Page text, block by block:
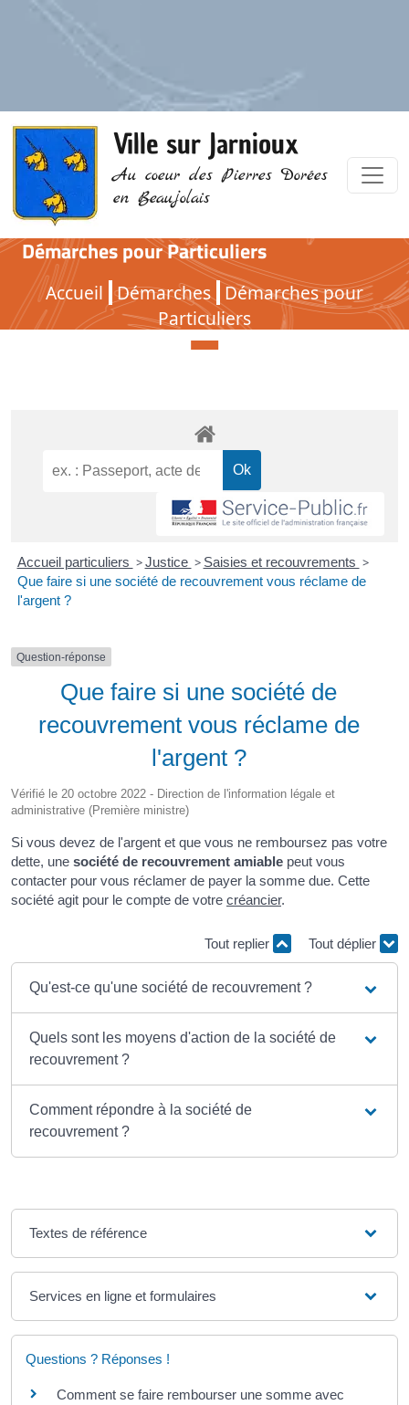
Ville sur Jarnioux
Au coeur des Pierres Dorées
en Beaujolais
Démarches pour Particuliers
Accueil Démarches Démarches pour
Particuliers
Démarches pour Particuliers
Accueil particuliers > Justice > Saisies et recouvrements >
Que faire si une société de recouvrement vous réclame de
l'argent ?
Question-réponse
Que faire si une société de
recouvrement vous réclame de
l'argent ?
Vérifié le 20 octobre 2022 - Direction de l'information légale et
administrative (Première ministre)
Si vous devez de l'argent et que vous ne remboursez pas votre
dette, une société de recouvrement amiable peut vous
contacter pour vous réclamer de payer la somme due. Cette
société agit pour le compte de votre créancier.
Tout replier Tout déplier
Qu'est-ce qu'une société de recouvrement ?
Quels sont les moyens d'action de la société de
recouvrement ?
Comment répondre à la société de
recouvrement ?
Textes de référence
Services en ligne et formulaires
Questions ? Réponses !
Comment se faire rembourser une somme avec